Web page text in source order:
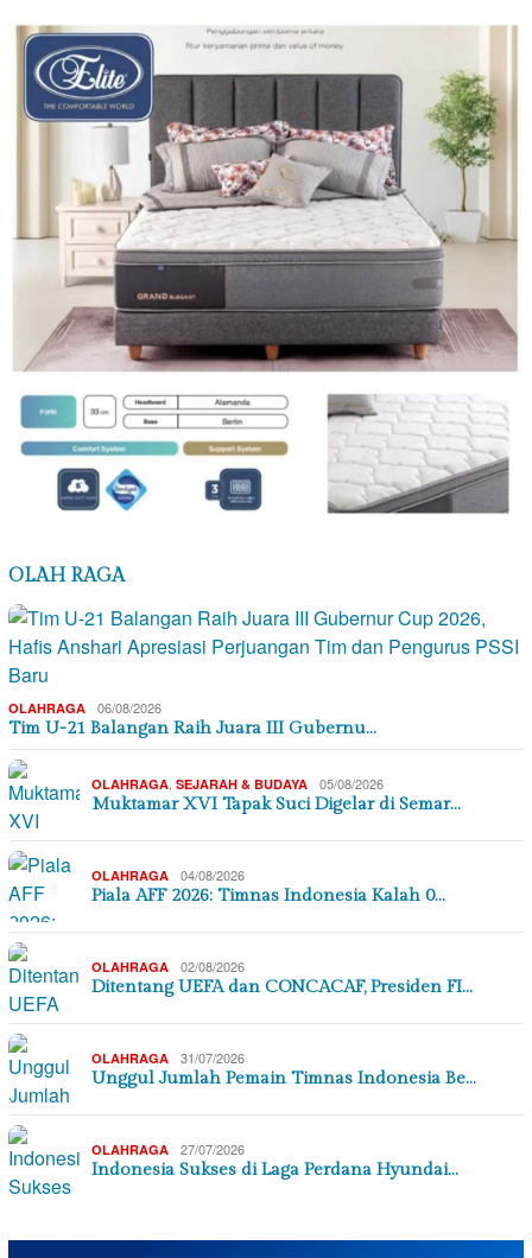
OLAH RAGA
OLAHRAGA 06/08/2026
Tim U-21 Balangan Raih Juara III Gubernu…
OLAHRAGA, SEJARAH & BUDAYA 05/08/2026
Muktamar XVI Tapak Suci Digelar di Semar…
OLAHRAGA 04/08/2026
Piala AFF 2026: Timnas Indonesia Kalah 0…
OLAHRAGA 02/08/2026
Ditentang UEFA dan CONCACAF, Presiden FI…
OLAHRAGA 31/07/2026
Unggul Jumlah Pemain Timnas Indonesia Be…
OLAHRAGA 27/07/2026
Indonesia Sukses di Laga Perdana Hyundai…